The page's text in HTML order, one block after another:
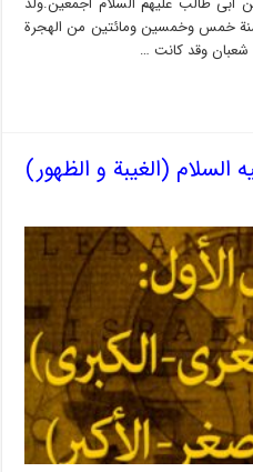
سنة خمس وخمسین ومائتین من الهجرة
شعبان وقد كانت …
(الغیبة و الظهور)